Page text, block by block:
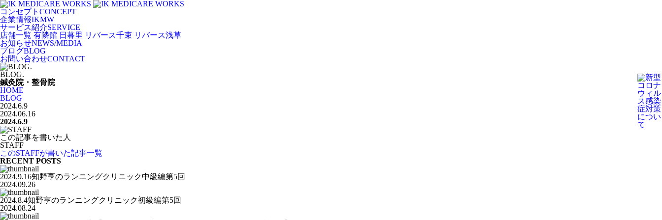
コンセプト CONCEPT
企業情報IKMW
サービス紹介SERVICE
店舗一覧 有隣館 日暮里 リバース千束 リバース浅草
お知らせNEWS/MEDIA
ブログBLOG
お問い合わせCONTACT
BLOG.
鍼灸院・整骨院
HOME
BLOG
2024.6.9
2024.06.16
2024.6.9
この記事を書いた人
STAFF
このSTAFFが書いた記事一覧
RECENT POSTS
2024.9.16知野亨のランニングクリニック中級編第5回
2024.09.26
2024.8.4知野亨のランニングクリニック初級編第5回
2024.08.24